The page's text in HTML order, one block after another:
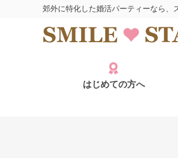
郊外に特化した婚活パーティーなら、
はじめての方へ